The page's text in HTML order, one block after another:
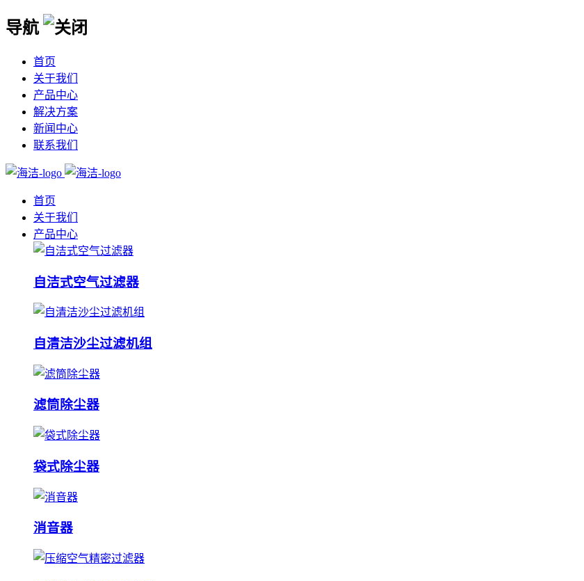
导航
首页
关于我们
产品中心
解决方案
新闻中心
联系我们
首页
关于我们
产品中心
自洁式空气过滤器
自清洁沙尘过滤机组
滤筒除尘器
袋式除尘器
消音器